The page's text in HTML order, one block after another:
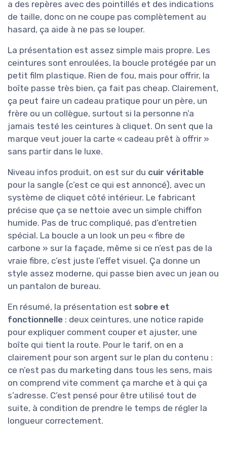
a des repères avec des pointillés et des indications
de taille, donc on ne coupe pas complètement au
hasard, ça aide à ne pas se louper.
La présentation est assez simple mais propre. Les
ceintures sont enroulées, la boucle protégée par un
petit film plastique. Rien de fou, mais pour offrir, la
boîte passe très bien, ça fait pas cheap. Clairement,
ça peut faire un cadeau pratique pour un père, un
frère ou un collègue, surtout si la personne n’a
jamais testé les ceintures à cliquet. On sent que la
marque veut jouer la carte « cadeau prêt à offrir »
sans partir dans le luxe.
Niveau infos produit, on est sur du cuir véritable
pour la sangle (c’est ce qui est annoncé), avec un
système de cliquet côté intérieur. Le fabricant
précise que ça se nettoie avec un simple chiffon
humide. Pas de truc compliqué, pas d’entretien
spécial. La boucle a un look un peu « fibre de
carbone » sur la façade, même si ce n’est pas de la
vraie fibre, c’est juste l’effet visuel. Ça donne un
style assez moderne, qui passe bien avec un jean ou
un pantalon de bureau.
En résumé, la présentation est sobre et
fonctionnelle : deux ceintures, une notice rapide
pour expliquer comment couper et ajuster, une
boîte qui tient la route. Pour le tarif, on en a
clairement pour son argent sur le plan du contenu :
ce n’est pas du marketing dans tous les sens, mais
on comprend vite comment ça marche et à qui ça
s’adresse. C’est pensé pour être utilisé tout de
suite, à condition de prendre le temps de régler la
longueur correctement.